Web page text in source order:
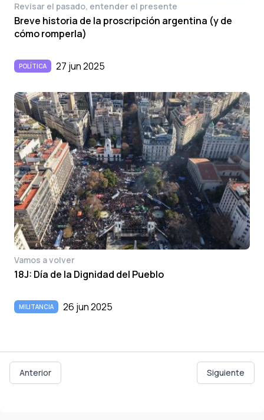
Revisar el pasado, entender el presente
Breve historia de la proscripción argentina (y de
cómo romperla)
POLÍTICA 27 jun 2025
Vamos a volver
18J: Día de la Dignidad del Pueblo
MILITANCIA 26 jun 2025
Anterior Siguiente